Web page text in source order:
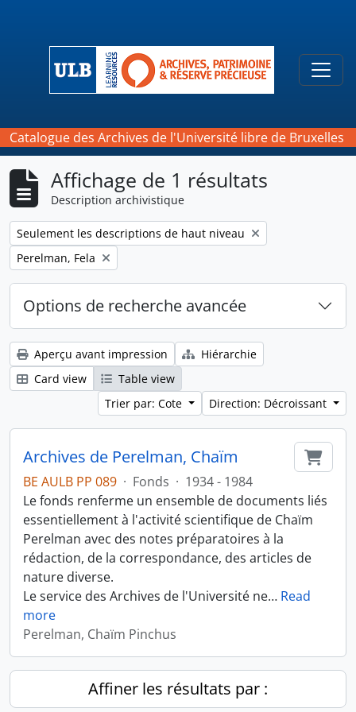
Catalogue des Archives de l'Université libre de Bruxelles
Affichage de 1 résultats
Description archivistique
Remove filter:
Seulement les descriptions de haut niveau
Remove filter:
Perelman, Fela
Options de recherche avancée
Aperçu avant impression
Hiérarchie
Card view
Table view
Trier par: Cote
Direction: Décroissant
Archives de Perelman, Chaïm
BE AULB PP 089 · Fonds · 1934 - 1984
Le fonds renferme un ensemble de documents liés
essentiellement à l'activité scientifique de Chaïm
Perelman avec des notes préparatoires à la
rédaction, de la correspondance, des articles de
nature diverse.
Le service des Archives de l'Université ne… Read
more
Perelman, Chaïm Pinchus
Affiner les résultats par :